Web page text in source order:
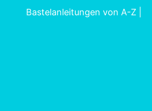
Bastelanleitungen von A-Z